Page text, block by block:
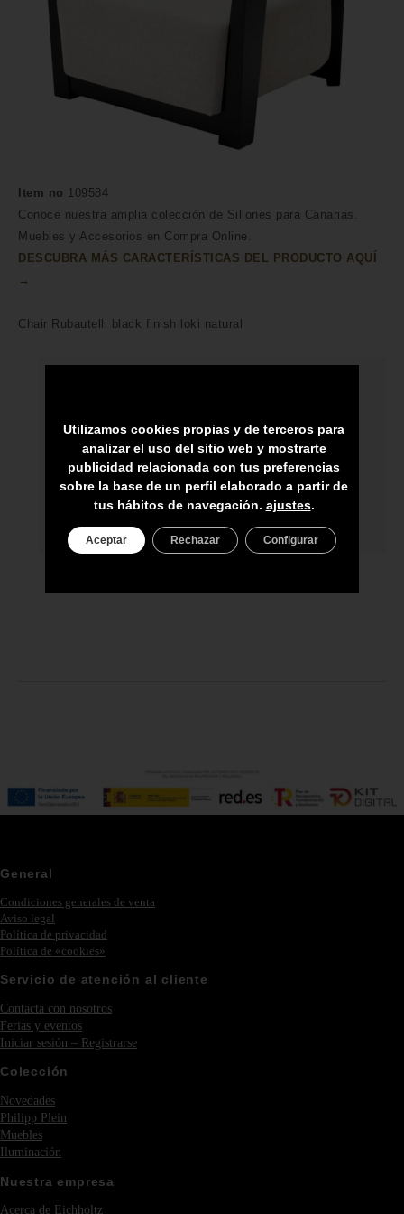
Item no 109584
Conoce nuestra amplia colección de Sillones para Canarias.
Muebles y Accesorios en Compra Online.
DESCUBRA MÁS CARACTERÍSTICAS DEL PRODUCTO AQUÍ
→
Chair Rubautelli black finish loki natural
ENVÍO A TODA CANARIAS
ASESORAMIENTO PERSONAL
PRECIO DEL PRODUCTO NO INCLUYE
IGIC
General
Condiciones generales de venta
Aviso legal
Política de privacidad
Política de «cookies»
Servicio de atención al cliente
Contacta con nosotros
Ferias y eventos
Iniciar sesión – Registrarse
Colección
Novedades
Philipp Plein
Muebles
Iluminación
Nuestra empresa
Acerca de Eichholtz
Utilizamos cookies propias y de terceros para
analizar el uso del sitio web y mostrarte
publicidad relacionada con tus preferencias
sobre la base de un perfil elaborado a partir de
tus hábitos de navegación. ajustes.
Aceptar Rechazar Configurar